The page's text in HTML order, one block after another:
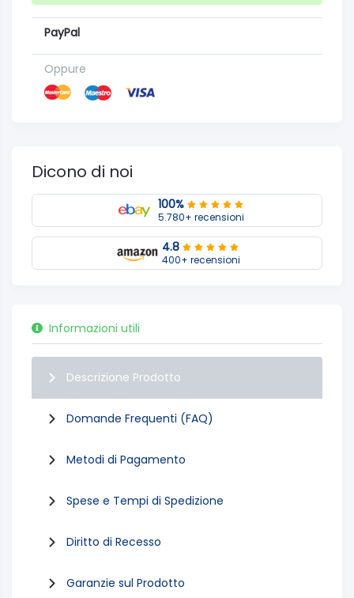
PayPal
Oppure
Dicono di noi
100%
5.780+ recensioni
4.8
400+ recensioni
Informazioni utili
Descrizione Prodotto
Domande Frequenti (FAQ)
Metodi di Pagamento
Spese e Tempi di Spedizione
Diritto di Recesso
Garanzie sul Prodotto